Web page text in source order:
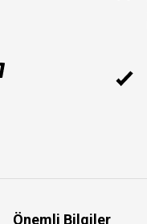
Önemli Bilgiler